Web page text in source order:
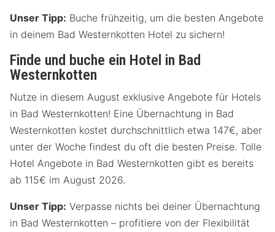
Unser Tipp: Buche frühzeitig, um die besten Angebote
in deinem Bad Westernkotten Hotel zu sichern!
Finde und buche ein Hotel in Bad
Westernkotten
Nutze in diesem August exklusive Angebote für Hotels
in Bad Westernkotten! Eine Übernachtung in Bad
Westernkotten kostet durchschnittlich etwa 147€, aber
unter der Woche findest du oft die besten Preise. Tolle
Hotel Angebote in Bad Westernkotten gibt es bereits
ab 115€ im August 2026.
Unser Tipp: Verpasse nichts bei deiner Übernachtung
in Bad Westernkotten – profitiere von der Flexibilität